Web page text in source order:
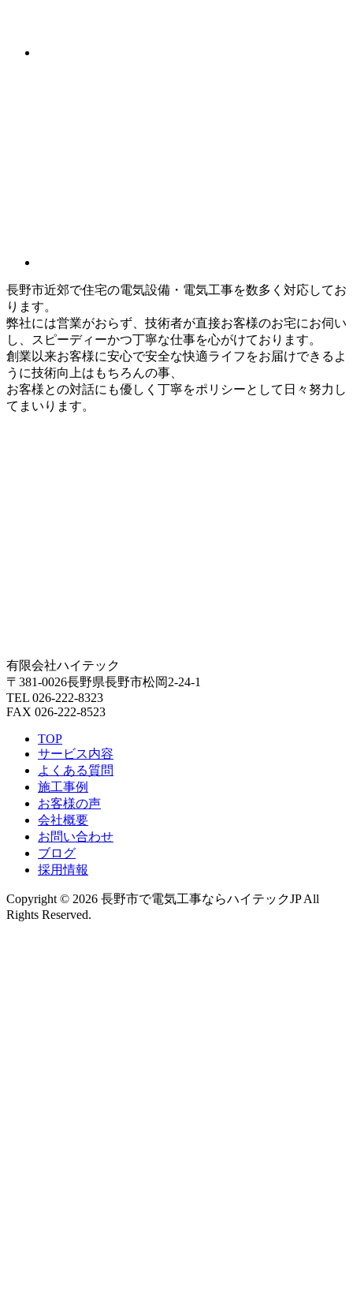
長野市近郊で住宅の電気設備・電気工事を数多く対応してお
ります。
弊社には営業がおらず、技術者が直接お客様のお宅にお伺い
し、スピーディーかつ丁寧な仕事を心がけております。
創業以来お客様に安心で安全な快適ライフをお届けできるよ
うに技術向上はもちろんの事、
お客様との対話にも優しく丁寧をポリシーとして日々努力し
てまいります。
有限会社ハイテック
〒381-0026長野県長野市松岡2-24-1
TEL 026-222-8323
FAX 026-222-8523
TOP
サービス内容
よくある質問
施工事例
お客様の声
会社概要
お問い合わせ
ブログ
採用情報
Copyright © 2026 長野市で電気工事ならハイテックJP All
Rights Reserved.